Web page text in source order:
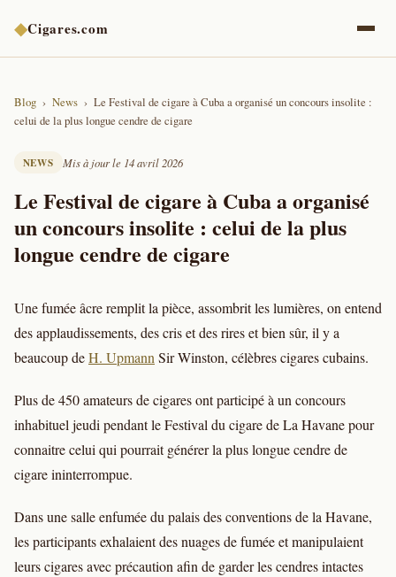
◆Cigares.com
Blog News
Le Festival de cigare à Cuba a organisé un concours insolite :
celui de la plus longue cendre de cigare
NEWS Mis à jour le 14 avril 2026
Le Festival de cigare à Cuba a organisé
un concours insolite : celui de la plus
longue cendre de cigare
Une fumée âcre remplit la pièce, assombrit les lumières, on entend
des applaudissements, des cris et des rires et bien sûr, il y a
beaucoup deH. UpmannSir Winston, célèbres cigares cubains.
Plus de 450 amateurs de cigares ont participé à un concours
inhabituel jeudi pendant le Festival du cigare de La Havane pour
connaitre celui qui pourrait générer la plus longue cendre de
cigare ininterrompue.
Dans une salle enfumée du palais des conventions de la Havane,
les participants exhalaient des nuages de fumée et manipulaient
leurs cigares avec précaution afin de garder les cendres intactes